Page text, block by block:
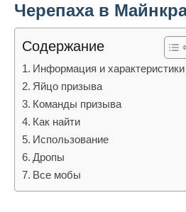
Черепаха в
Содержание
Информация и характеристики
Яйцо призыва
Команды призыва
Как найти
Использование
Дропы
Все мобы